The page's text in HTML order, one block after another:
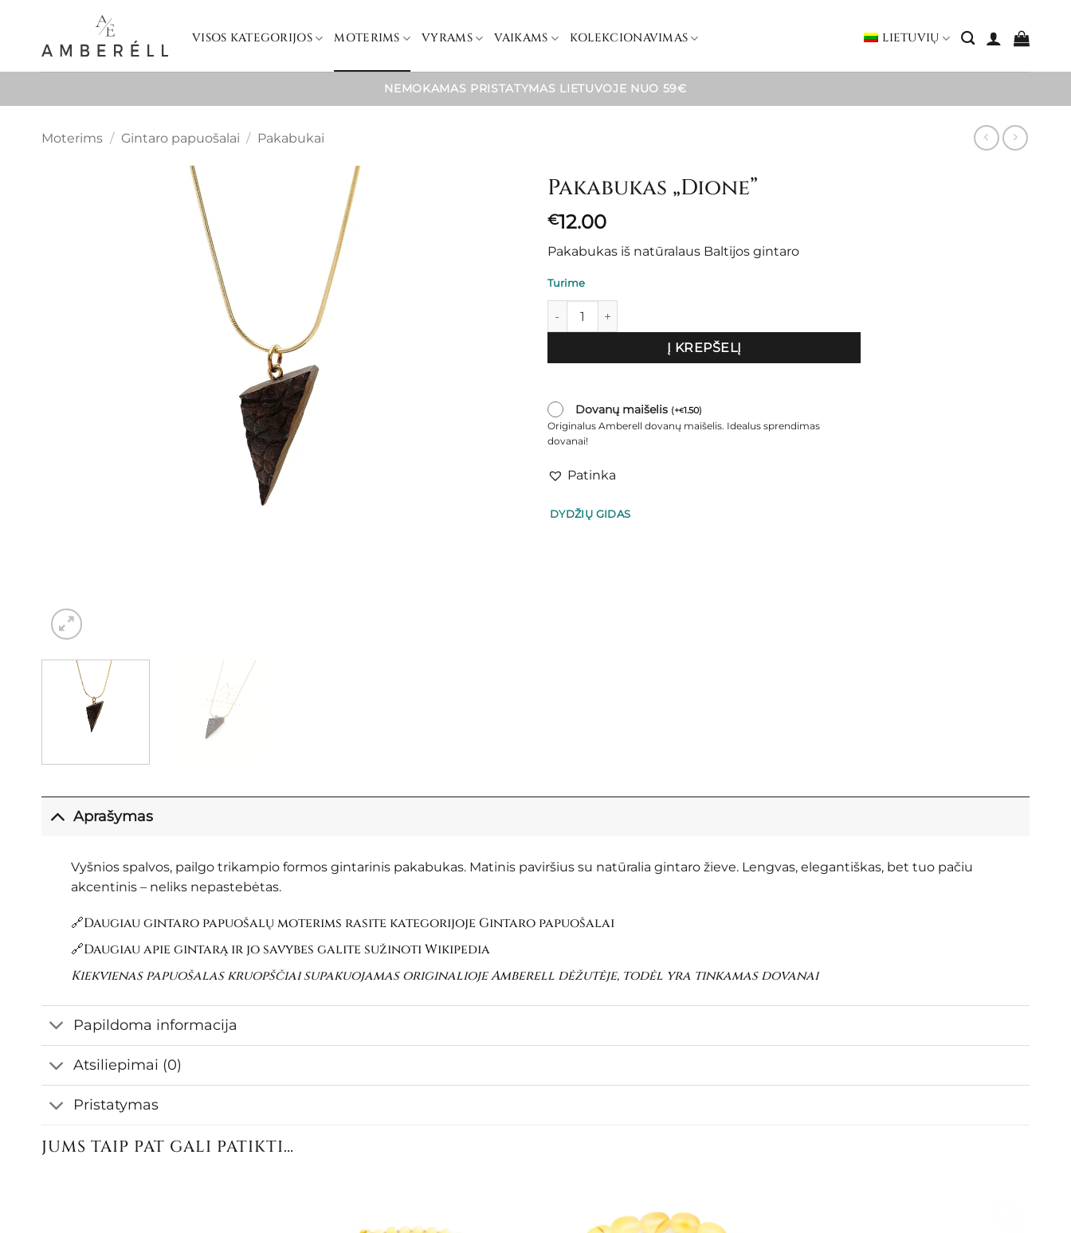
content
VISOS KATEGORIJOS MOTERIMS VYRAMS VAIKAMS KOLEKCIONAVIMAS LIETUVIŲ
NEMOKAMAS PRISTATYMAS LIETUVOJE NUO 59€
Moterims / Gintaro papuošalai / Pakabukai
Pakabukas „Dione”
€12.00
Pakabukas iš natūralaus Baltijos gintaro
Turime
produkto kiekis: Pakabukas "Dione"
Į KREPŠELĮ
Dovanų maišelis (+€1.50)
Originalus Amberell dovanų maišelis. Idealus sprendimas
dovanai!
Patinka
DYDŽIŲ GIDAS
Aprašymas
Vyšnios spalvos, pailgo trikampio formos gintarinis pakabukas. Matinis paviršius su natūralia gintaro žieve. Lengvas, elegantiškas, bet tuo pačiu
akcentinis – neliks nepastebėtas.
🔗Daugiau gintaro papuošalų moterims rasite kategorijoje Gintaro papuošalai
🔗Daugiau apie gintarą ir jo savybes galite sužinotiWikipedia
Kiekvienas papuošalas kruopščiai supakuojamas originalioje Amberell dėžutėje, todėl yra tinkamas dovanai
Papildoma informacija
Atsiliepimai (0)
Pristatymas
JUMS TAIP PAT GALI PATIKTI…